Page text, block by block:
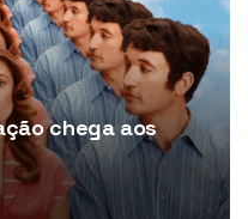
chega aos